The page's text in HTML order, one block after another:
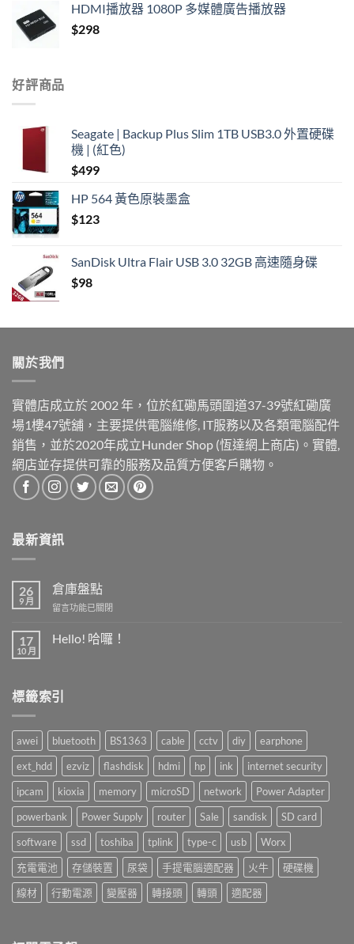
HDMI播放器 1080P 多媒體廣告播放器
$298
好評商品
Seagate | Backup Plus Slim 1TB USB3.0 外置硬碟
機 | (紅色)
$499
HP 564 黃色原裝墨盒
$123
SanDisk Ultra Flair USB 3.0 32GB 高速隨身碟
$98
關於我們
實體店成立於 2002 年，位於紅磡馬頭圍道37-39號紅磡廣
場1樓47號舖，主要提供電腦維修, IT服務以及各類電腦配件
銷售，並於2020年成立Hunder Shop (恆達網上商店)。實體,
網店並存提供可靠的服務及品質方便客戶購物。
最新資訊
26
9 月
倉庫盤點
在
庫
盤
留言功能已關閉
17
10 月
Hello! 哈囉！
中
標籤索引
awei bluetooth BS1363 cable cctv diy
earphone
ext_hdd
ezviz flashdisk hdmi hp ink
internet security
ipcam
kioxia memory microSD network
Power Adapter
powerbank
Power Supply router Sale sandisk
SD card
software
ssd toshiba tplink type-c usb
Worx
充電電池
存儲裝置 尿袋 手提電腦適配器 火牛
硬碟機
線材
行動電源 變壓器 轉接頭 轉頭 適配器